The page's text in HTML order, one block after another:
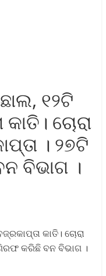
୧୨ଟି
ଚୋରା
। ୨୭ଟି
ବିଭାଗ ।
କାତି। ଚୋରା
କରିଛି ବନ ବିଭାଗ ।